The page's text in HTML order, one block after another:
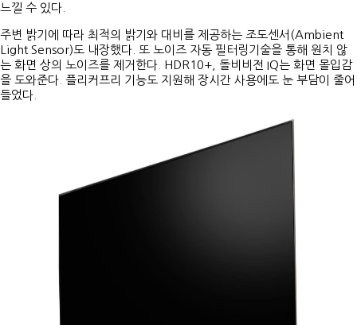
느낄 수 있다.
주변 밝기에 따라 최적의 밝기와 대비를 제공하는 조도센서(Ambient
Light Sensor)도 내장했다. 또 노이즈 자동 필터링기술을 통해 원치 않
는 화면 상의 노이즈를 제거한다. HDR10+, 돌비비전 IQ는 화면 몰입감
을 도와준다. 플리커프리 기능도 지원해 장시간 사용에도 눈 부담이 줄어
들었다.